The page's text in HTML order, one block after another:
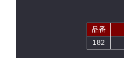
品番
182